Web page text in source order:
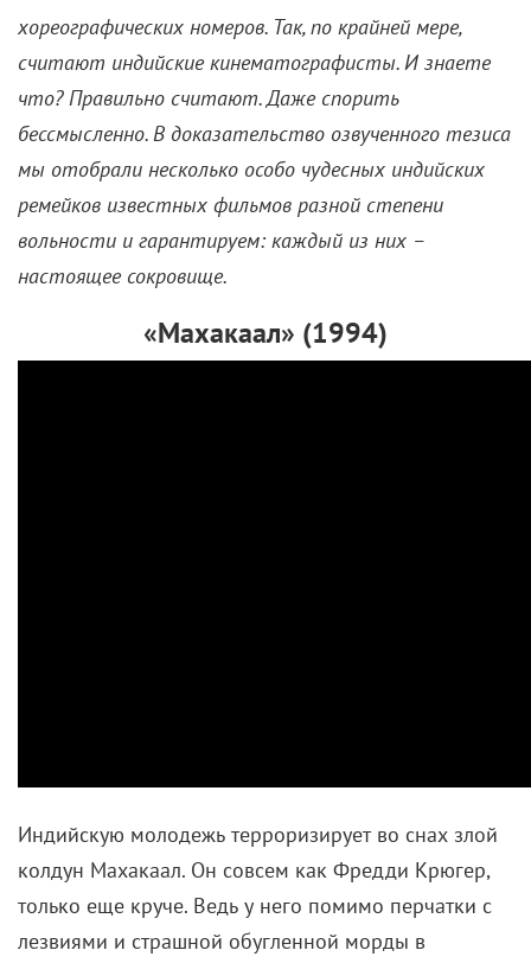
если добавить в него экшена и вокально-
хореографических номеров. Так, по крайней мере,
считают индийские кинематографисты. И знаете
что? Правильно считают. Даже спорить
бессмысленно. В доказательство озвученного тезиса
мы отобрали несколько особо чудесных индийских
ремейков известных фильмов разной степени
вольности и гарантируем: каждый из них –
«Махакаал» (1994)
Индийскую молодежь терроризирует во снах злой
колдун Махакаал. Он совсем как Фредди Крюгер,
только еще круче. Ведь у него помимо перчатки с